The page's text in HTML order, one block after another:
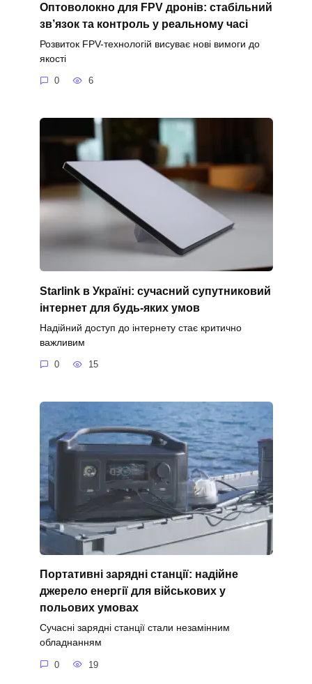
Оптоволокно для FPV дронів: стабільний
зв’язок та контроль у реальному часі
Розвиток FPV-технологій висуває нові вимоги до
якості
0 6
Starlink в Україні: сучасний супутниковий
інтернет для будь-яких умов
Надійний доступ до інтернету стає критично
важливим
0 15
Портативні зарядні станції: надійне
джерело енергії для військових у
польових умовах
Сучасні зарядні станції стали незамінним
обладнанням
0 19